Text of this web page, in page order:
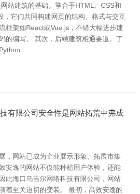
站建筑的基础。掌合手HTML、CSS和
，它们共同构建网页的结构、格式与交互
框架如React或Vue.js，不错大幅进步建
的编写。 其次，后端建筑相通要道。了
有限公司安全性是网站拓荒中弗成
，网站已成为企业展示形象、拓展市集
安逸的网站不仅能种植用户体验，还能
此海口乌吉尔网络科技有限公司，网站
着至关迫切的变装。 最初，高效安逸的